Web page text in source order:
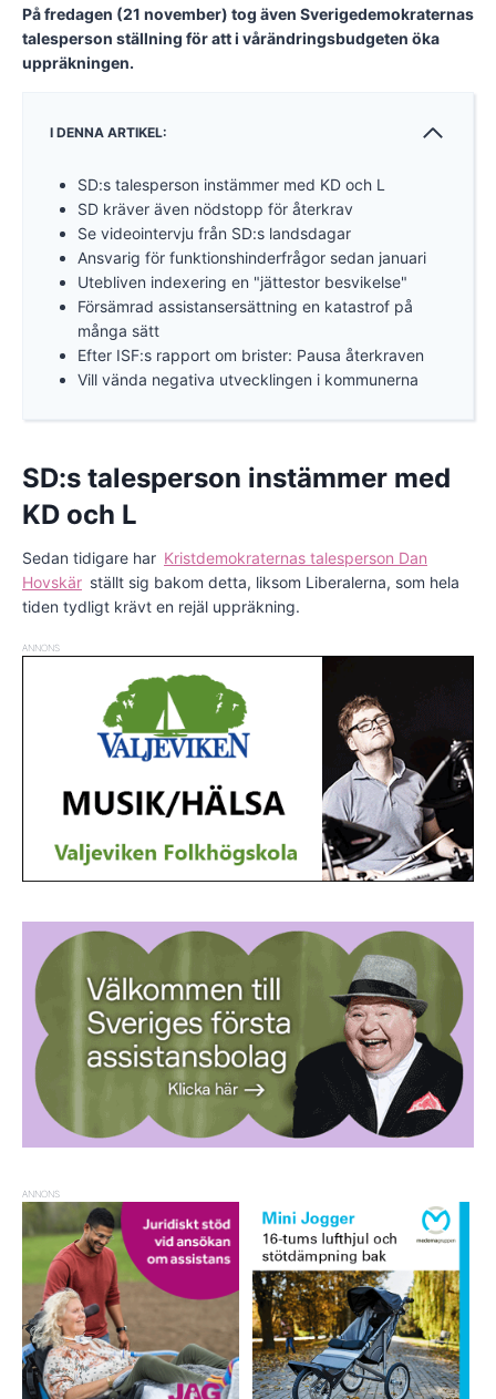
På fredagen (21 november) tog även Sverigedemokraternas
talesperson ställning för att i vårändringsbudgeten öka
uppräkningen.
I DENNA ARTIKEL:
SD:s talesperson instämmer med KD och L
SD kräver även nödstopp för återkrav
Se videointervju från SD:s landsdagar
Ansvarig för funktionshinderfrågor sedan januari
Utebliven indexering en "jättestor besvikelse"
Försämrad assistansersättning en katastrof på
många sätt
Efter ISF:s rapport om brister: Pausa återkraven
Vill vända negativa utvecklingen i kommunerna
SD:s talesperson instämmer med
KD och L
Sedan tidigare har Kristdemokraternas talesperson Dan
Hovskär ställt sig bakom detta, liksom Liberalerna, som hela
tiden tydligt krävt en rejäl uppräkning.
ANNONS
ANNONS